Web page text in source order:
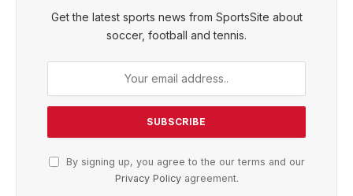
Get the latest sports news from SportsSite about
soccer, football and tennis.
By signing up, you agree to the our terms and our
Privacy Policyagreement.